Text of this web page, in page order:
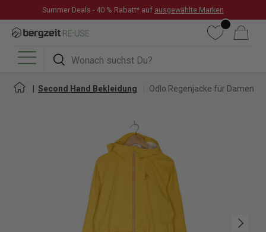
DIREKT ZUM INHALT
Summer Deals - 40 % Rabatt* auf ausgewählte Marken
Suchen
Suchen
WunschlisteWarenkorb
Menü
Second Hand Bekleidung Odlo Regenjacke für Damen
Nächste